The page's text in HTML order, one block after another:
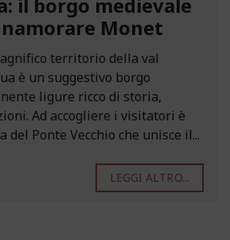
Monet
territorio della val
è un suggestivo borgo
ligure ricco di storia,
Ad accogliere i visitatori è
del Ponte Vecchio che unisce il...
LEGGI ALTRO...